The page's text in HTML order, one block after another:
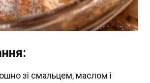
зі смальцем, маслом і